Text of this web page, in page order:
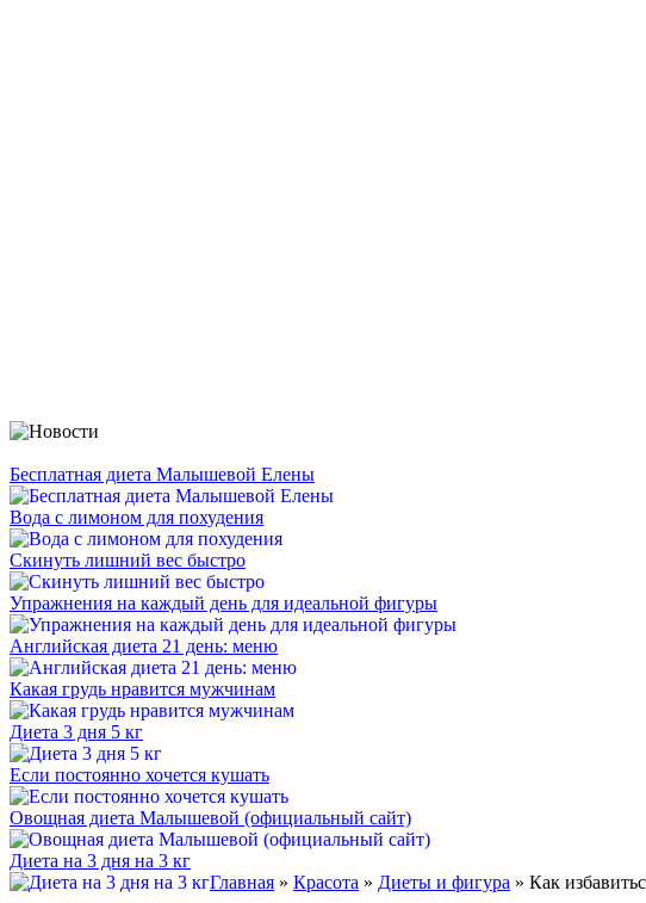
Бесплатная диета Малышевой Елены
Вода с лимоном для похудения
Скинуть лишний вес быстро
Упражнения на каждый день для идеальной фигуры
Английская диета 21 день: меню
Какая грудь нравится мужчинам
Диета 3 дня 5 кг
Если постоянно хочется кушать
Овощная диета Малышевой (официальный сайт)
Диета на 3 дня на 3 кг
Главная » Красота » Диеты и фигура » Как